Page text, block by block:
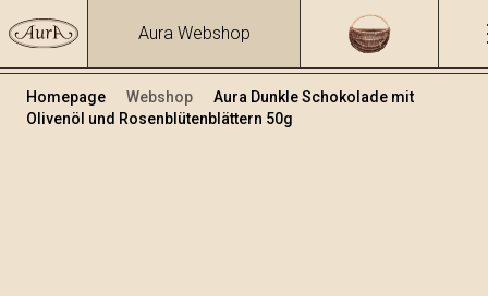
Aura Webshop
Homepage Webshop
Aura Dunkle Schokolade mit
Olivenöl und Rosenblütenblättern 50g